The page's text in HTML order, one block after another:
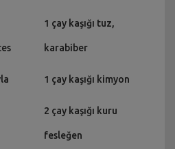
1 çay kaşığı tuz,
karabiber
1 çay kaşığı kimyon
2 çay kaşığı kuru
fesleğen